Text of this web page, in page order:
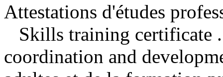
Attestations d'études
Skills training certificate
coordination and